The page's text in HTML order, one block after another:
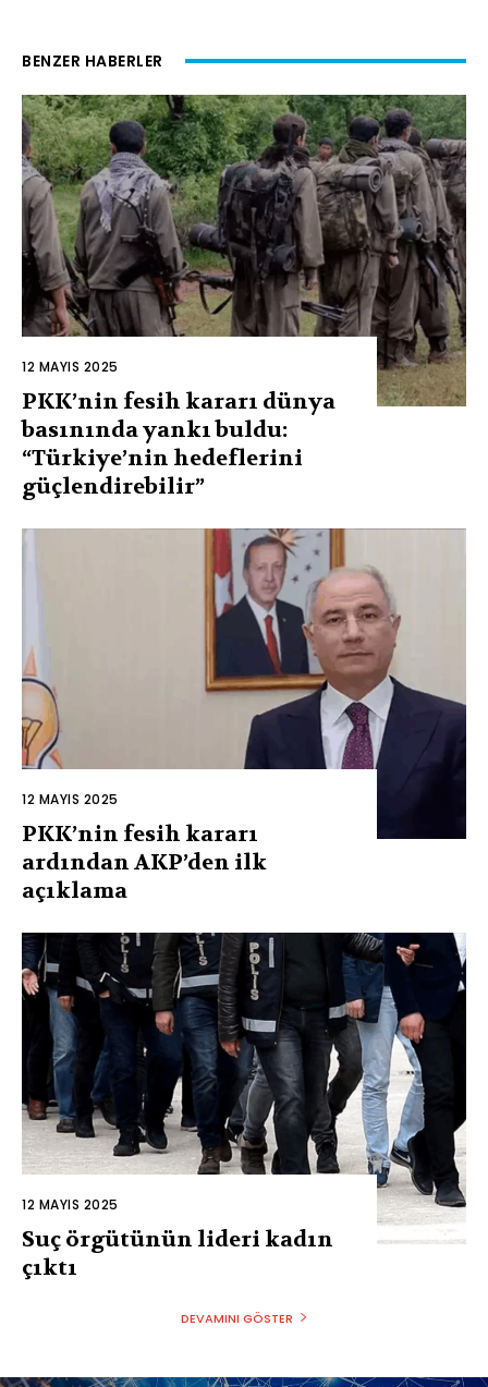
BENZER HABERLER
12 MAYIS 2025
PKK’nin fesih kararı dünya
basınında yankı buldu:
“Türkiye’nin hedeflerini
güçlendirebilir”
12 MAYIS 2025
PKK’nin fesih kararı
ardından AKP’den ilk
açıklama
12 MAYIS 2025
Suç örgütünün lideri kadın
çıktı
DEVAMINI GÖSTER